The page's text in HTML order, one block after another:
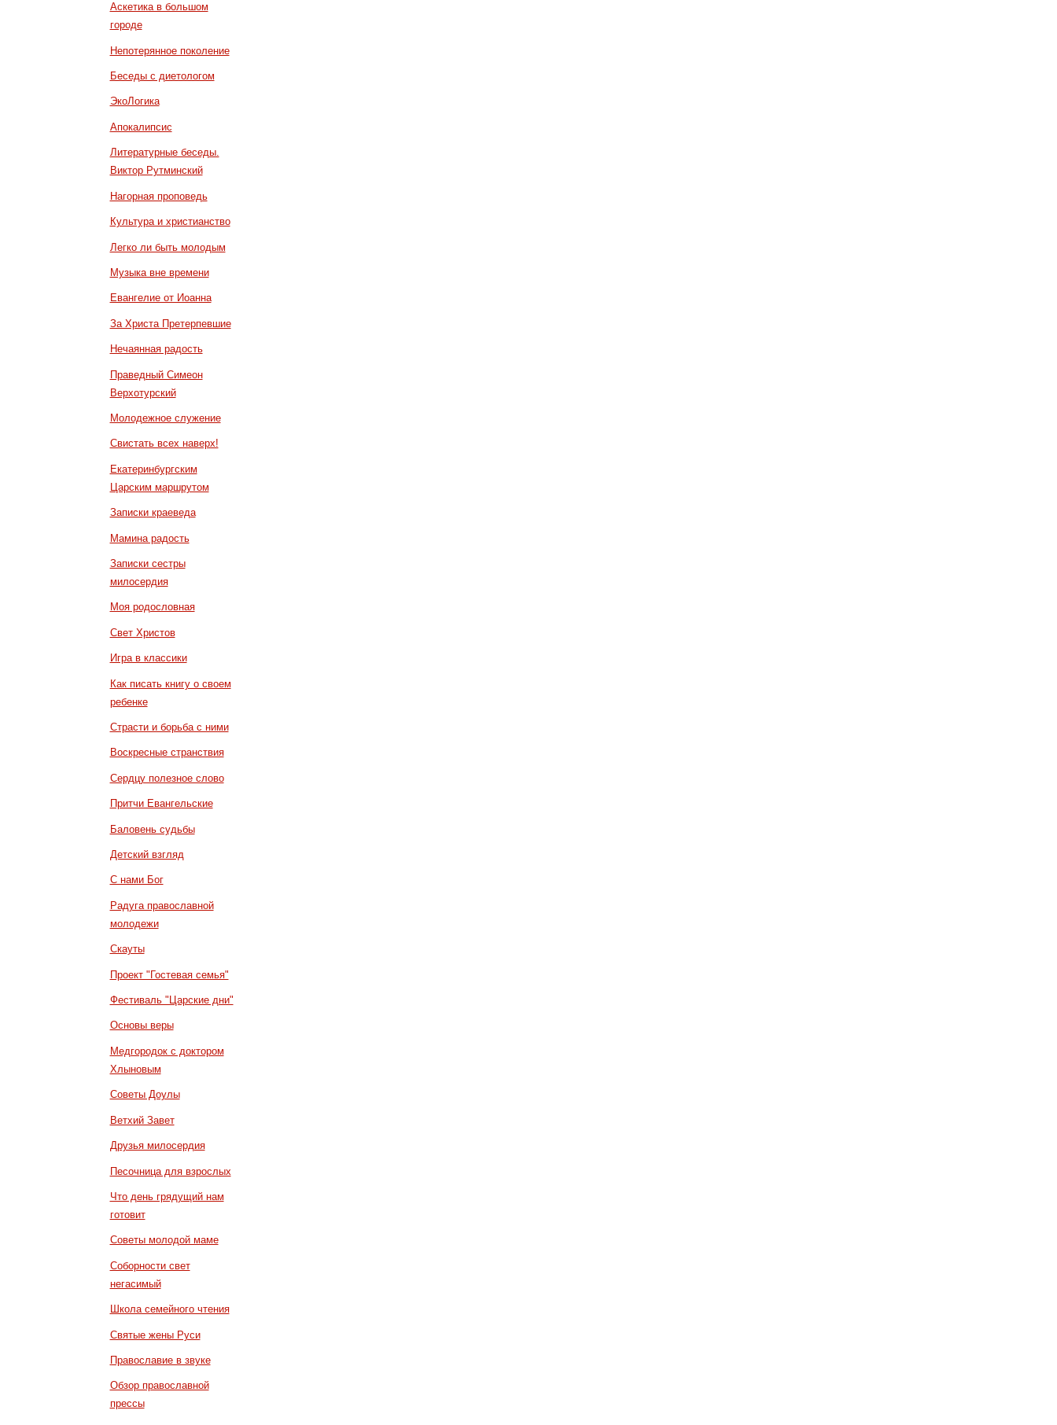
Аскетика в большом
городе
Непотерянное поколение
Беседы с диетологом
ЭкоЛогика
Апокалипсис
Литературные беседы.
Виктор Рутминский
Нагорная проповедь
Культура и христианство
Легко ли быть молодым
Музыка вне времени
Евангелие от Иоанна
За Христа Претерпевшие
Нечаянная радость
Праведный Симеон
Верхотурский
Молодежное служение
Свистать всех наверх!
Екатеринбургским
Царским маршрутом
Записки краеведа
Мамина радость
Записки сестры
милосердия
Моя родословная
Свет Христов
Игра в классики
Как писать книгу о своем
ребенке
Страсти и борьба с ними
Воскресные странствия
Сердцу полезное слово
Притчи Евангельские
Баловень судьбы
Детский взгляд
С нами Бог
Радуга православной
молодежи
Скауты
Проект "Гостевая семья"
Фестиваль "Царские дни"
Основы веры
Медгородок с доктором
Хлыновым
Советы Доулы
Ветхий Завет
Друзья милосердия
Песочница для взрослых
Что день грядущий нам
готовит
Советы молодой маме
Соборности свет
негасимый
Школа семейного чтения
Святые жены Руси
Православие в звуке
Обзор православной
прессы